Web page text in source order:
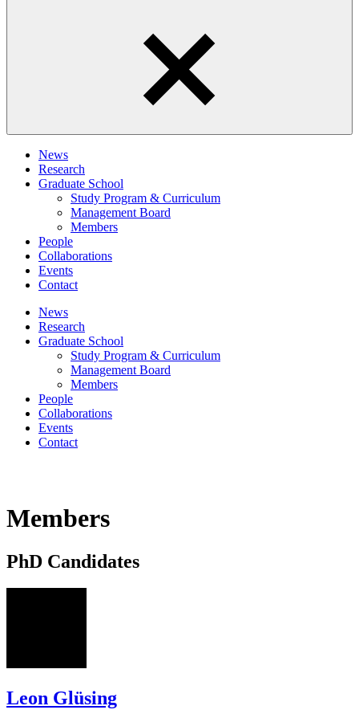
News
Research
Graduate School
Study Program & Curriculum
Management Board
Members
People
Collaborations
Events
Contact
News
Research
Graduate School
Study Program & Curriculum
Management Board
Members
People
Collaborations
Events
Contact
Members
PhD Candidates
Leon Glüsing